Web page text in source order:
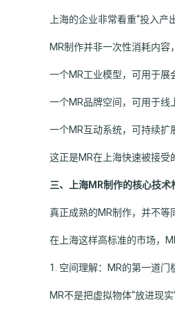
上海的企业非常看重“投入产
MR制作并非一次性消耗内容
一个MR工业模型，可用于展
一个MR品牌空间，可用于线
一个MR互动系统，可持续扩
这正是MR在上海快速被接受
三、上海MR制作的核心技术
真正成熟的MR制作，并不等
在上海这样高标准的市场，
1. 空间理解：MR的第一道门
MR不是把虚拟物体“放进现